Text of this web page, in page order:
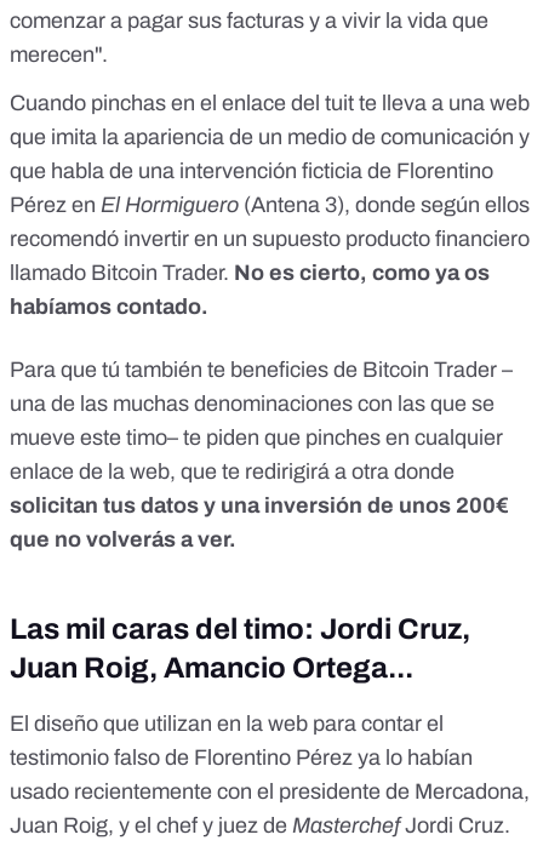
comenzar a pagar sus facturas y a vivir la vida que
merecen".
Cuando pinchas en el enlace del tuit te lleva a una web
que imita la apariencia de un medio de comunicación y
que habla de una intervención ficticia de Florentino
Pérez en El Hormiguero (Antena 3), donde según ellos
recomendó invertir en un supuesto producto financiero
llamado Bitcoin Trader. No es cierto, como ya os
habíamos contado.
Para que tú también te beneficies de Bitcoin Trader –
una de las muchas denominaciones con las que se
mueve este timo– te piden que pinches en cualquier
enlace de la web, que te redirigirá a otra donde
solicitan tus datos y una inversión de unos 200€
que no volverás a ver.
Las mil caras del timo: Jordi Cruz,
Juan Roig, Amancio Ortega...
El diseño que utilizan en la web para contar el
testimonio falso de Florentino Pérez ya lo habían
usado recientemente con el presidente de Mercadona,
Juan Roig, y el chef y juez de MasterchefJordi Cruz.